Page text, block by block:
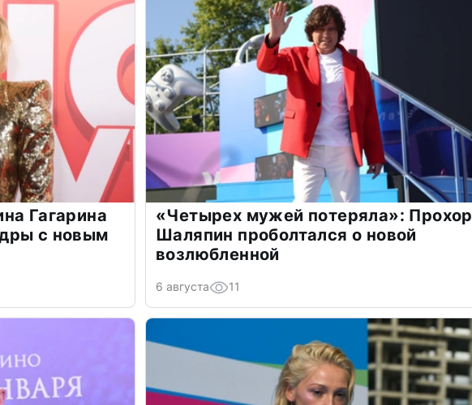
Гагарина
с новым
«Четырех мужей потеряла»: Прохор
Шаляпин проболтался о новой
возлюбленной
6 августа 11